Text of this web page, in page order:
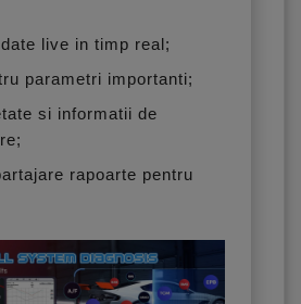
live in timp real;
parametri importanti;
si informatii de
rapoarte pentru